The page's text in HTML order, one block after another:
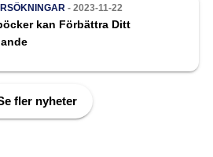
- 2023-11-22
kan Förbättra Ditt
fler nyheter